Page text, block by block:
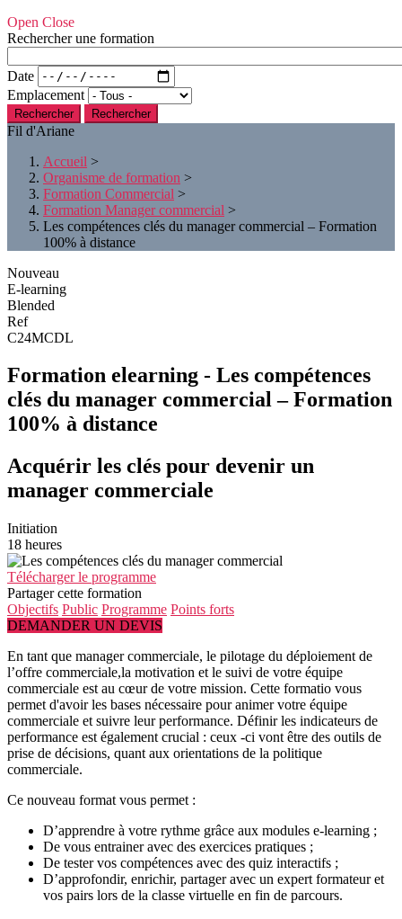
Open Close
Rechercher une formation
Date
Emplacement
Rechercher
Fil d'Ariane
Accueil >
Organisme de formation >
Formation Commercial >
Formation Manager commercial >
Les compétences clés du manager commercial – Formation
100% à distance
Nouveau
E-learning
Blended
Ref
C24MCDL
Formation elearning - Les compétences
clés du manager commercial – Formation
100% à distance
Acquérir les clés pour devenir un
manager commerciale
Initiation
18 heures
Télécharger le programme
Partager cette formation
Objectifs Public Programme Points forts
DEMANDER UN DEVIS
En tant que manager commerciale, le pilotage du déploiement de
l’offre commerciale,la motivation et le suivi de votre équipe
commerciale est au cœur de votre mission. Cette formatio vous
permet d'avoir les bases nécessaire pour animer votre équipe
commerciale et suivre leur performance. Définir les indicateurs de
performance est également crucial : ceux -ci vont être des outils de
prise de décisions, quant aux orientations de la politique
commerciale.
Ce nouveau format vous permet :
D’apprendre à votre rythme grâce aux modules e-learning ;
De vous entrainer avec des exercices pratiques ;
De tester vos compétences avec des quiz interactifs ;
D’approfondir, enrichir, partager avec un expert formateur et
vos pairs lors de la classe virtuelle en fin de parcours.